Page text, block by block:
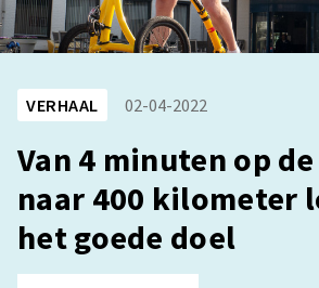
Van 4 minuten op
naar 400 kilometer
het goede doel
VERHAAL 02-04-2022